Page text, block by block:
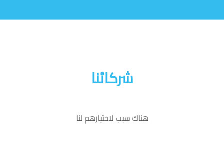
شركائنا
هناك سبب لاختيارهم لنا